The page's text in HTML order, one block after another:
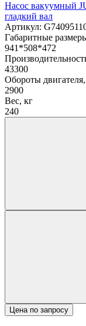
Насос вакуумный
гладкий вал
Артикул:
Габаритные
941*508*472
43300
Обороты
2900
Вес, кг
240
Цена по запросу